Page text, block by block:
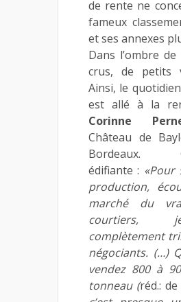
de rente ne
fameux
et ses annexes
Dans l’ombre
crus, de petits
Ainsi, le
est allé à la
Corinne
Château de
Bordeaux.
édifiante : «Pour
production,
marché du
courtiers,
complètement
négociants. (…)
vendez 800 à
tonneau (réd.: